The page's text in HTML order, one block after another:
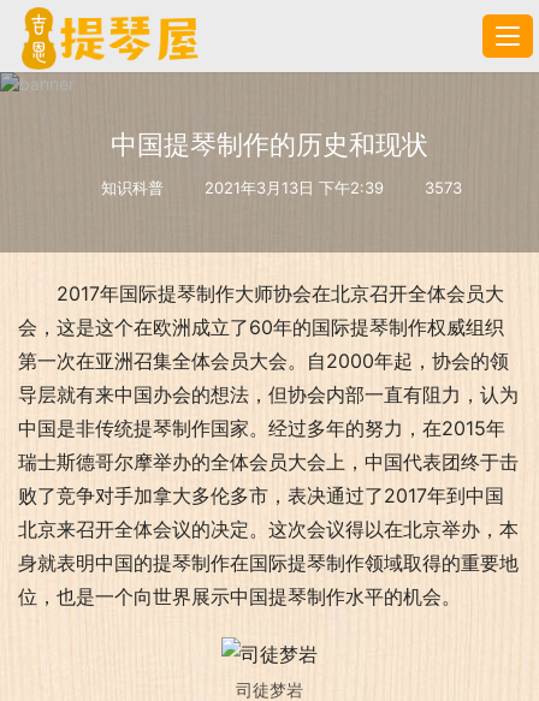
中国提琴制作的历史和现状
知识科普 2021年3月13日 下午2:39 3573
2017年国际提琴制作大师协会在北京召开全体会员大
会，这是这个在欧洲成立了60年的国际提琴制作权威组织
第一次在亚洲召集全体会员大会。自2000年起，协会的领
导层就有来中国办会的想法，但协会内部一直有阻力，认为
中国是非传统提琴制作国家。经过多年的努力，在2015年
瑞士斯德哥尔摩举办的全体会员大会上，中国代表团终于击
败了竞争对手加拿大多伦多市，表决通过了2017年到中国
北京来召开全体会议的决定。这次会议得以在北京举办，本
身就表明中国的提琴制作在国际提琴制作领域取得的重要地
位，也是一个向世界展示中国提琴制作水平的机会。
司徒梦岩